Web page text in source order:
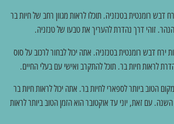
דבש רומנטית בטנזניה. תוכלו לראות מגוון רחב של חיות בר
זוהי דרך נהדרת להעריך את טבעו של טנזניה.
ירח דבש רומנטית בטנזניה. אתה יכול לבחור לרכוב על סוס
לראות חיות בר. תוכל להתקרב ואישי עם בעלי החיים.
הטוב ביותר לספארי לחיות בר. אתה יכול לראות חיות בר
עם זאת, יוני עד אוקטובר הוא הזמן הטוב ביותר לראות